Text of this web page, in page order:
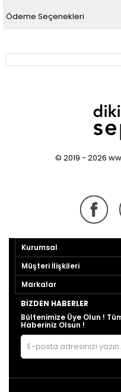
Ödeme Seçenekleri
© 2019 - 2026
Kurumsal
Müşteri İlişkileri
Markalar
BIZDEN HABERLER
Bültenimize Üye Olun !
Haberiniz Olsun !